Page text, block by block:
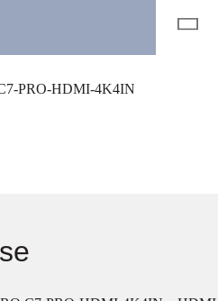
PRO-HDMI-4K4IN